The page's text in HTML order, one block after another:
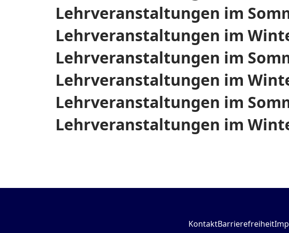
Lehrveranstaltungen im
Lehrveranstaltungen im
Lehrveranstaltungen im
Lehrveranstaltungen im
Lehrveranstaltungen im
Lehrveranstaltungen im
KontaktBarrierefreiheit